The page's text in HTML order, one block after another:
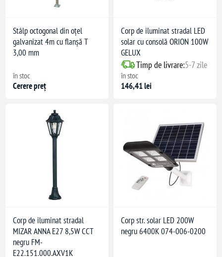
Stâlp octogonal din oțel
galvanizat 4m cu flanșă T
3,00 mm
în stoc
Cerere preț
Corp de iluminat stradal LED
solar cu consolă ORION 100W
GELUX
Timp de livrare:5-7 zile
în stoc
146,41 lei
Corp de iluminat stradal
MIZAR ANNA E27 8,5W CCT
negru FM-
E22.151.000.AXV1K
Corp str. solar LED 200W
negru 6400K 074-006-0200